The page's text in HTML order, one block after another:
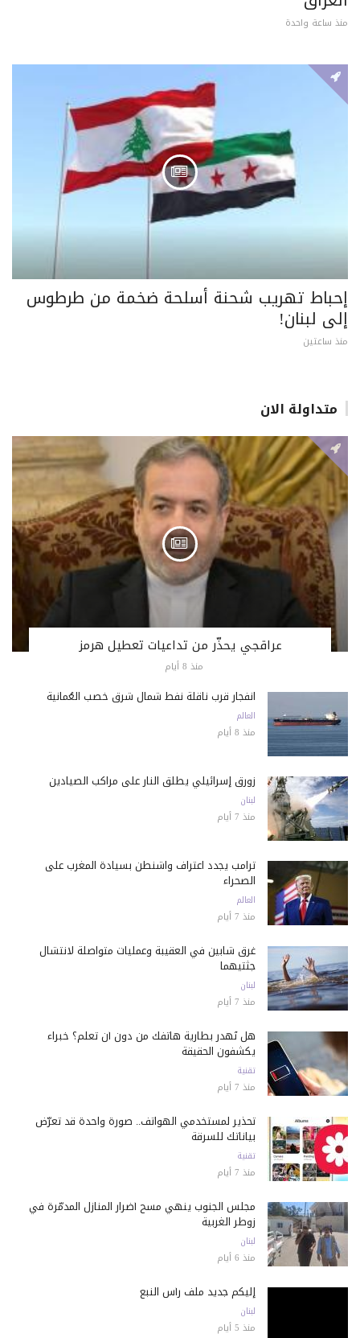
منذ ساعة واحدة
إحباط تهريب شحنة أسلحة ضخمة من طرطوس
إلى لبنان!
منذ ساعتين
متداولة الان
عراقجي يحذّر من تداعيات تعطيل هرمز
منذ 8 أيام
انفجار قرب ناقلة نفط شمال شرق خصب العُمانية
العالم
منذ 8 أيام
زورق إسرائيلي يطلق النار على مراكب الصيادين
لبنان
منذ 7 أيام
ترامب يجدد اعتراف واشنطن بسيادة المغرب على
الصحراء
العالم
منذ 7 أيام
غرق شابين في العقيبة وعمليات متواصلة لانتشال
جثتيهما
لبنان
منذ 7 أيام
هل تُهدر بطارية هاتفك من دون أن تعلم؟ خبراء
يكشفون الحقيقة
تقنية
منذ 7 أيام
تحذير لمستخدمي الهواتف.. صورة واحدة قد تعرّض
بياناتك للسرقة
تقنية
منذ 7 أيام
مجلس الجنوب ينهي مسح أضرار المنازل المدمّرة في
زوطر الغربية
لبنان
منذ 6 أيام
إليكم جديد ملف رأس النبع
لبنان
منذ 5 أيام